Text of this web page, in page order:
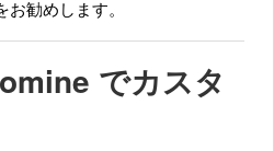
勧めします。
でカスタ